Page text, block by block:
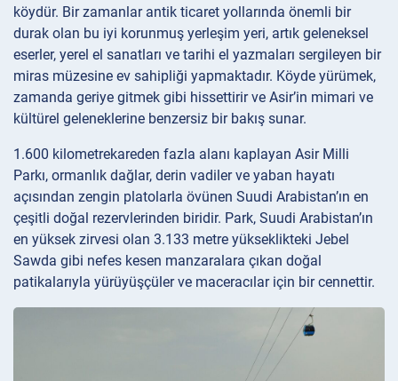
köydür. Bir zamanlar antik ticaret yollarında önemli bir
durak olan bu iyi korunmuş yerleşim yeri, artık geleneksel
eserler, yerel el sanatları ve tarihi el yazmaları sergileyen bir
miras müzesine ev sahipliği yapmaktadır. Köyde yürümek,
zamanda geriye gitmek gibi hissettirir ve Asir’in mimari ve
kültürel geleneklerine benzersiz bir bakış sunar.
1.600 kilometrekareden fazla alanı kaplayan Asir Milli
Parkı, ormanlık dağlar, derin vadiler ve yaban hayatı
açısından zengin platolarla övünen Suudi Arabistan’ın en
çeşitli doğal rezervlerinden biridir. Park, Suudi Arabistan’ın
en yüksek zirvesi olan 3.133 metre yükseklikteki Jebel
Sawda gibi nefes kesen manzaralara çıkan doğal
patikalarıyla yürüyüşçüler ve maceracılar için bir cennettir.